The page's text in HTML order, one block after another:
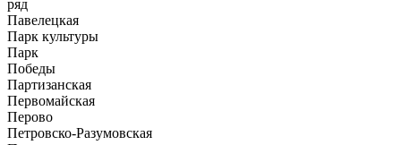
ряд
Павелецкая
Парк культуры
Парк
Победы
Партизанская
Первомайская
Перово
Петровско-Разумовская